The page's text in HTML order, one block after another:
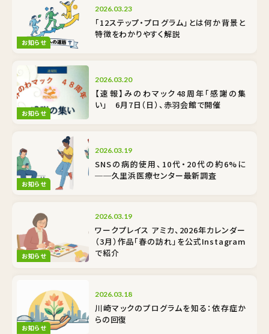
お知らせ
2026.03.23
「12ステップ・プログラム」とは何か――背景と
特徴をわかりやすく解説
お知らせ
2026.03.20
【速報】みのわマック48周年「感謝の集
い」 6月7日（日）、赤羽会館で開催
お知らせ
2026.03.19
SNSの病的使用、10代・20代の約6%に
──久里浜医療センター最新調査
お知らせ
2026.03.19
ワークプレイス アミカ、2026年カレンダー
（3月）作品「春の訪れ」を公式Instagram
で紹介
お知らせ
2026.03.18
川崎マックのプログラムを知る：依存症か
らの回復